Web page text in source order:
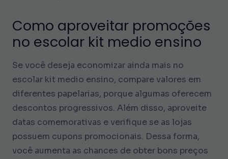
Como aproveitar promoções
no escolar kit medio ensino
Se você deseja economizar ainda mais no
escolar kit medio ensino, compare valores em
diferentes papelarias, porque algumas oferecem
descontos progressivos. Além disso, aproveite
datas comemorativas e verifique se as lojas
possuem cupons promocionais. Dessa forma,
você aumenta as chances de obter bons preços